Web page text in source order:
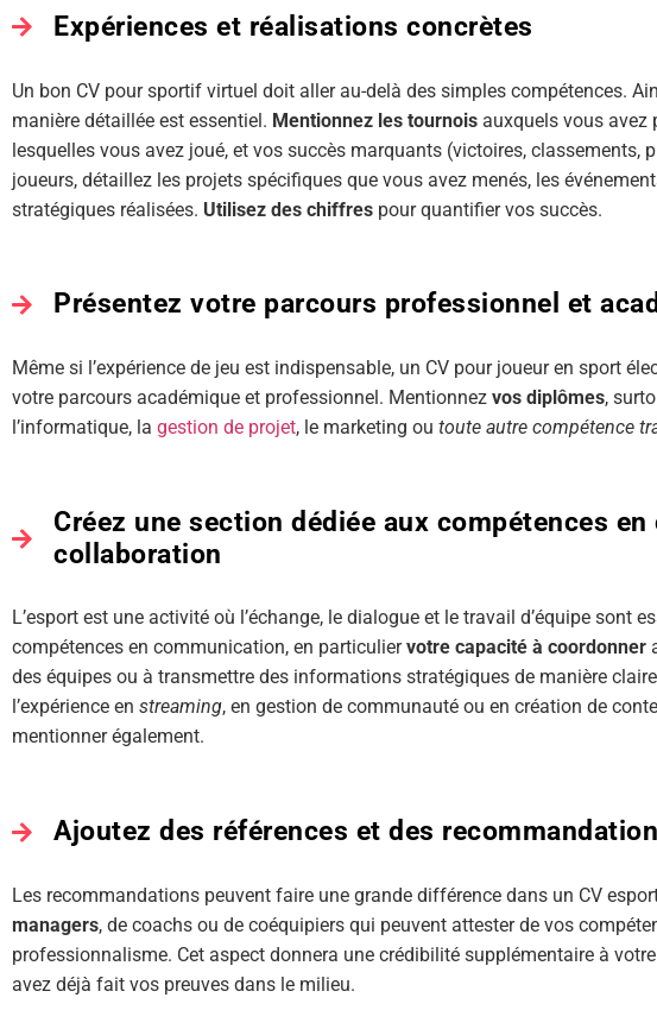
Expériences et réalisations concrètes
Un bon CV pour sportif virtuel doit aller au-delà des simples compétences.
manière détaillée est essentiel. Mentionnez les tournois auxquels vous avez
lesquelles vous avez joué, et vos succès marquants (victoires, classements,
joueurs, détaillez les projets spécifiques que vous avez menés, les
stratégiques réalisées. Utilisez des chiffres pour quantifier vos succès.
Présentez votre parcours professionnel et
Même si l’expérience de jeu est indispensable, un CV pour joueur en sport
votre parcours académique et professionnel. Mentionnez vos diplômes,
l’informatique, la gestion de projet, le marketing ou toute autre compétence
Créez une section dédiée aux compétences
collaboration
L’esport est une activité où l’échange, le dialogue et le travail d’équipe sont
compétences en communication, en particuliervotre capacité à coordonner
des équipes ou à transmettre des informations stratégiques de manière
l’expérience en streaming, en gestion de communauté ou en création de
mentionner également.
Ajoutez des références et des
Les recommandations peuvent faire une grande différence dans un CV
managers, de coachs ou de coéquipiers qui peuvent attester de vos
professionnalisme. Cet aspect donnera une crédibilité supplémentaire à
avez déjà fait vos preuves dans le milieu.